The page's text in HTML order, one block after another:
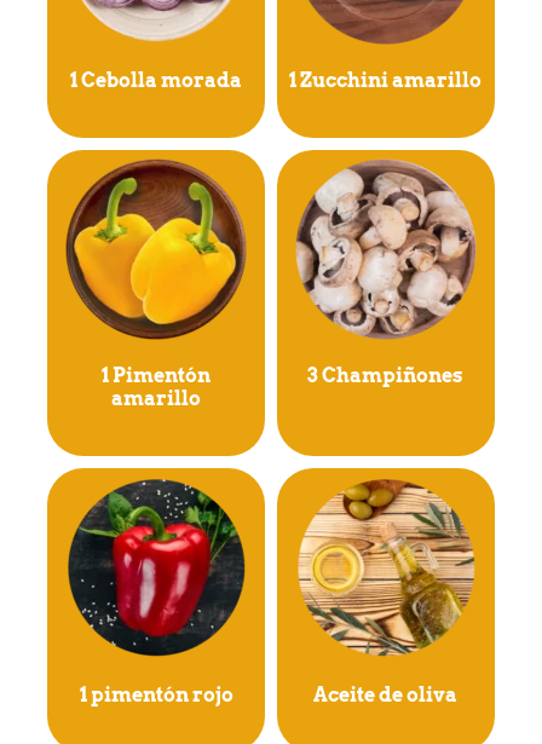
1 Cebolla morada 1 Zucchini amarillo
1 Pimentón
amarillo
3 Champiñones
1 pimentón rojo Aceite de oliva